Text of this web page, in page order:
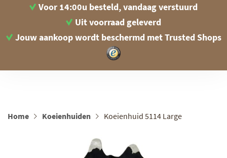
Voor 14:00u besteld, vandaag verstuurd
Uit voorraad geleverd
Jouw aankoop wordt beschermd met Trusted Shops
Home Koeienhuiden Koeienhuid 5114 Large